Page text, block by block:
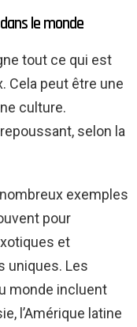
le monde
tout ce qui est
Cela peut être une
culture.
selon la
exemples
pour
et
uniques. Les
monde incluent
l’Amérique latine